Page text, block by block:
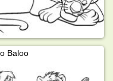
Baloo